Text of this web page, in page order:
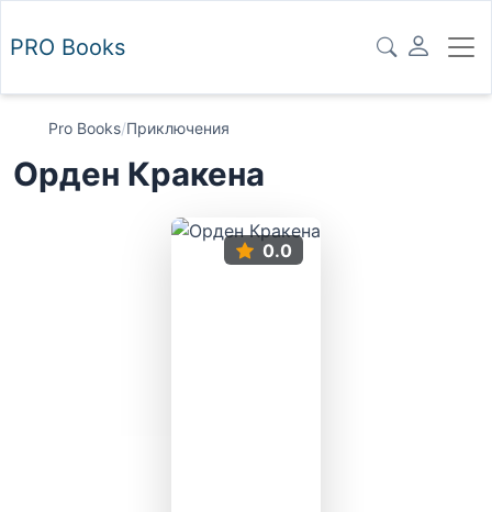
PRO Books
Pro Books/Приключения
Орден Кракена
0.0